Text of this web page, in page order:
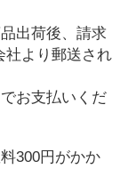
出荷後、請求
社より郵送され
お支払いくだ
300円がかか